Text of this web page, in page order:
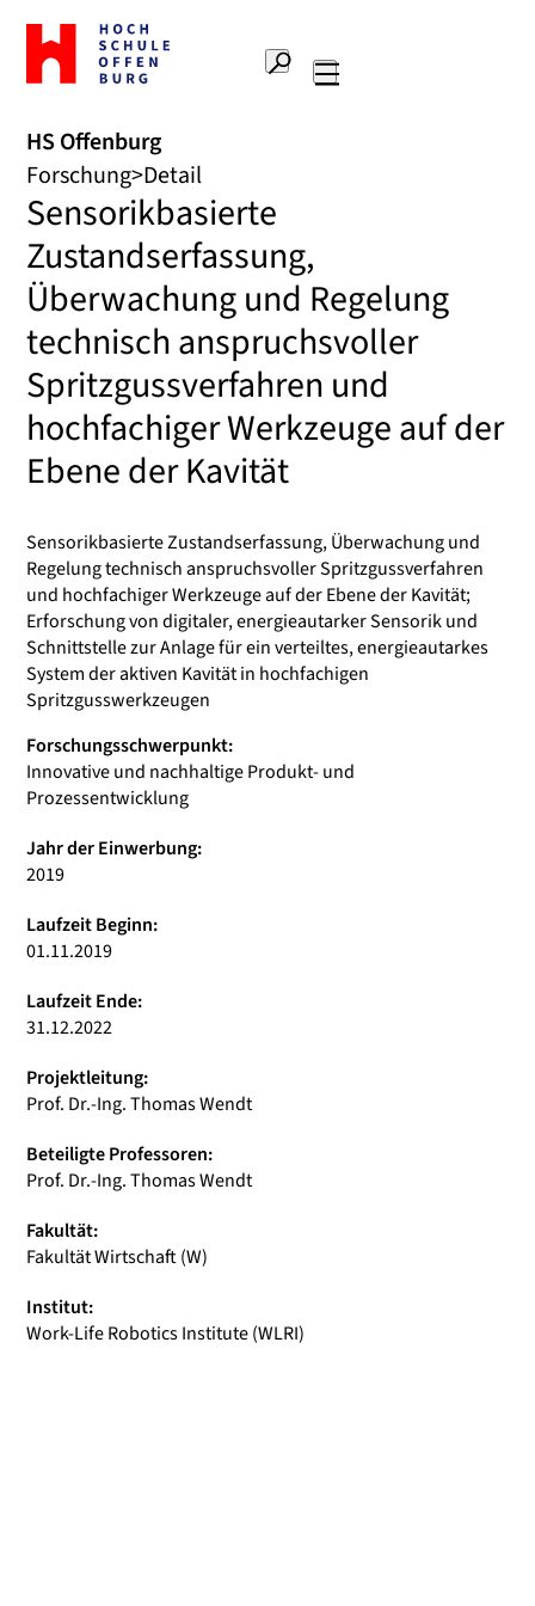
Zur
Startseite
Hochschule
Suche
HS Offenburg
Forschung Detail
Sensorikbasierte
Zustandserfassung,
Überwachung und Regelung
technisch anspruchsvoller
Spritzgussverfahren und
hochfachiger Werkzeuge auf der
Ebene der Kavität
Sensorikbasierte Zustandserfassung, Überwachung und
Regelung technisch anspruchsvoller Spritzgussverfahren
und hochfachiger Werkzeuge auf der Ebene der Kavität;
Erforschung von digitaler, energieautarker Sensorik und
Schnittstelle zur Anlage für ein verteiltes, energieautarkes
System der aktiven Kavität in hochfachigen
Spritzgusswerkzeugen
Forschungsschwerpunkt:
Innovative und nachhaltige Produkt- und
Prozessentwicklung
Jahr der Einwerbung:
2019
Laufzeit Beginn:
01.11.2019
Laufzeit Ende:
31.12.2022
Projektleitung:
Prof. Dr.-Ing. Thomas Wendt
Beteiligte Professoren:
Prof. Dr.-Ing. Thomas Wendt
Fakultät:
Fakultät Wirtschaft (W)
Institut:
Work-Life Robotics Institute (WLRI)